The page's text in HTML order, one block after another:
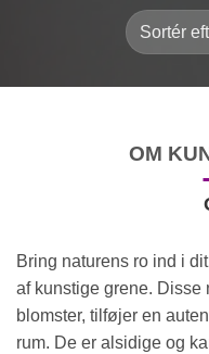
OM
Bring naturens ro ind i
af kunstige grene. Disse
blomster, tilføjer en
rum. De er alsidige og